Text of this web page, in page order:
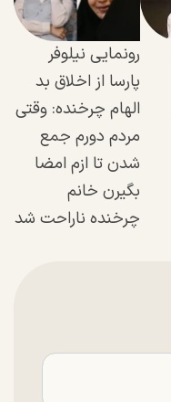
رونمایی نیلوفر
پارسا از اخلاق بد
الهام چرخنده: وقتی
مردم دورم جمع
شدن تا ازم امضا
بگیرن خانم
چرخنده ناراحت شد